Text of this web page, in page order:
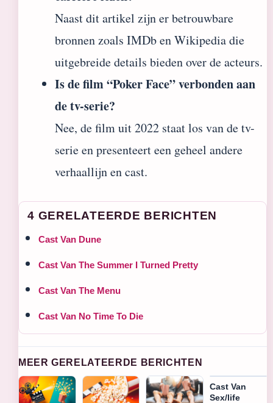
Naast dit artikel zijn er betrouwbare
bronnen zoals IMDb en Wikipedia die
uitgebreide details bieden over de acteurs.
Is de film “Poker Face” verbonden aan
de tv-serie?
Nee, de film uit 2022 staat los van de tv-
serie en presenteert een geheel andere
verhaallijn en cast.
4 GERELATEERDE BERICHTEN
Cast Van Dune
Cast Van The Summer I Turned Pretty
Cast Van The Menu
Cast Van No Time To Die
MEER GERELATEERDE BERICHTEN
Cast Van
Sex/life